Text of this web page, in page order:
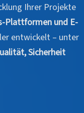
Ihrer Projekte
Plattformen und E-
entwickelt – unter
Sicherheit